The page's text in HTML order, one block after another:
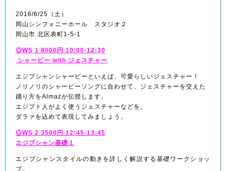
2016/6/25（土）
岡山シンフォニーホール スタジオ２
岡山市 北区表町1-5-1
◎WS 1 8000円 10:00-12:30
シャービー with ジェスチャー
エジプシャンシャービーといえば、可愛らしいジェスチャー！
ノリノリのシャービーソングに合わせて、ジェスチャーを交えた
踊り方をAlmazが伝授します。
エジプト人がよく使うジェスチャーなどを、
ダラァを込めて表現してみましょう。
◎WS 2 3500円 12:45-13:45
エジプシャン基礎１
エジプシャンスタイルの動きを詳しく解説する基礎ワークショッ
プ。